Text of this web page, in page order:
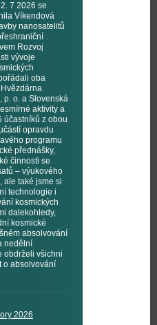
7 2026 se
Víkendová
nanosatelitů
Rozvoj
vývoje
oba
p. o. a Slovenská
aktivity a
účastníků z obou
opravdu
programu
přednášky,
činnosti se
– výukového
ale také jsme si
technologie i
kosmických
dalekohledy,
kosmické
absolvování
nedělní
obdrželi všichni
o absolvování
2026